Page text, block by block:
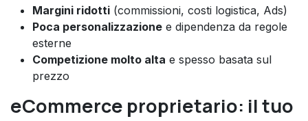
Margini ridotti (commissioni, costi logistica, Ads)
Poca personalizzazione e dipendenza da regole
esterne
Competizione molto alta e spesso basata sul
prezzo
eCommerce proprietario: il tuo